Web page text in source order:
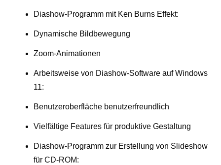
Diashow-Programm mit Ken Burns Effekt:
Dynamische Bildbewegung
Zoom-Animationen
Arbeitsweise von Diashow-Software auf Windows
11:
Benutzeroberfläche benutzerfreundlich
Vielfältige Features für produktive Gestaltung
Diashow-Programm zur Erstellung von Slideshow
für CD-ROM: